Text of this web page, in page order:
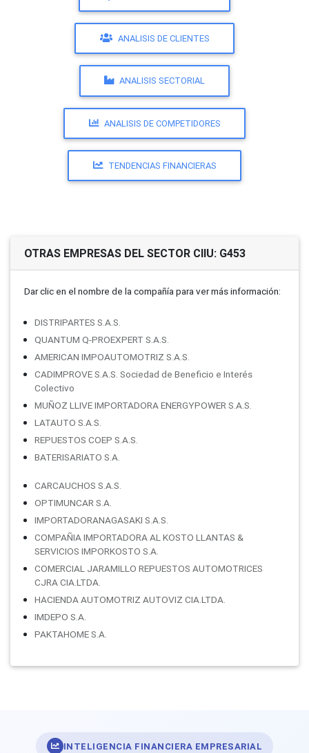
ANALISIS DE CLIENTES
ANALISIS SECTORIAL
ANALISIS DE COMPETIDORES
TENDENCIAS FINANCIERAS
OTRAS EMPRESAS DEL SECTOR CIIU: G453
Dar clic en el nombre de la compañí­a para ver más información:
DISTRIPARTES S.A.S.
QUANTUM Q-PROEXPERT S.A.S.
AMERICAN IMPOAUTOMOTRIZ S.A.S.
CADIMPROVE S.A.S. Sociedad de Beneficio e Interés
Colectivo
MUÑOZ LLIVE IMPORTADORA ENERGYPOWER S.A.S.
LATAUTO S.A.S.
REPUESTOS COEP S.A.S.
BATERISARIATO S.A.
CARCAUCHOS S.A.S.
OPTIMUNCAR S.A.
IMPORTADORANAGASAKI S.A.S.
COMPAÑIA IMPORTADORA AL KOSTO LLANTAS &
SERVICIOS IMPORKOSTO S.A.
COMERCIAL JARAMILLO REPUESTOS AUTOMOTRICES
CJRA CIA.LTDA.
HACIENDA AUTOMOTRIZ AUTOVIZ CIA.LTDA.
IMDEPO S.A.
PAKTAHOME S.A.
INTELIGENCIA FINANCIERA EMPRESARIAL